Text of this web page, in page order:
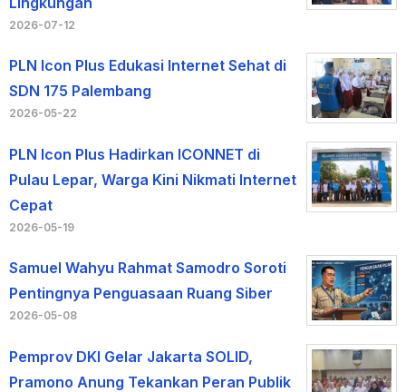
2026-07-12
PLN Icon Plus Edukasi Internet Sehat di
SDN 175 Palembang
2026-05-22
PLN Icon Plus Hadirkan ICONNET di
Pulau Lepar, Warga Kini Nikmati Internet
Cepat
2026-05-19
Samuel Wahyu Rahmat Samodro Soroti
Pentingnya Penguasaan Ruang Siber
2026-05-08
Pemprov DKI Gelar Jakarta SOLID,
Pramono Anung Tekankan Peran Publik